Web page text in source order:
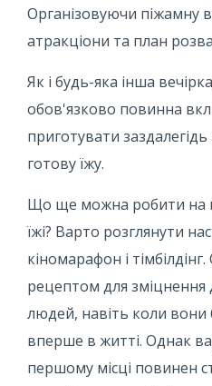
Організовуючи піжамну
атракціони та план
Як і будь-яка інша
обов'язково повинна
приготувати
готову їжу.
Що ще можна робити на
їжі? Варто розглянути
кіномарафон і
рецептом для
людей, навіть коли
вперше в житті. Однак
першому місці повинен